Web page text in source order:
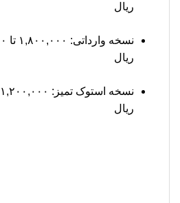
ریال
ریال
ریال